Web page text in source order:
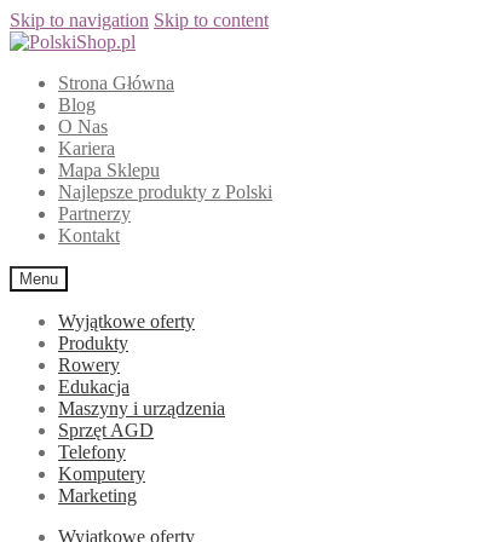
Skip to navigation Skip to content
Strona Główna
Blog
O Nas
Kariera
Mapa Sklepu
Najlepsze produkty z Polski
Partnerzy
Kontakt
Menu
Wyjątkowe oferty
Produkty
Rowery
Edukacja
Maszyny i urządzenia
Sprzęt AGD
Telefony
Komputery
Marketing
Wyjątkowe oferty